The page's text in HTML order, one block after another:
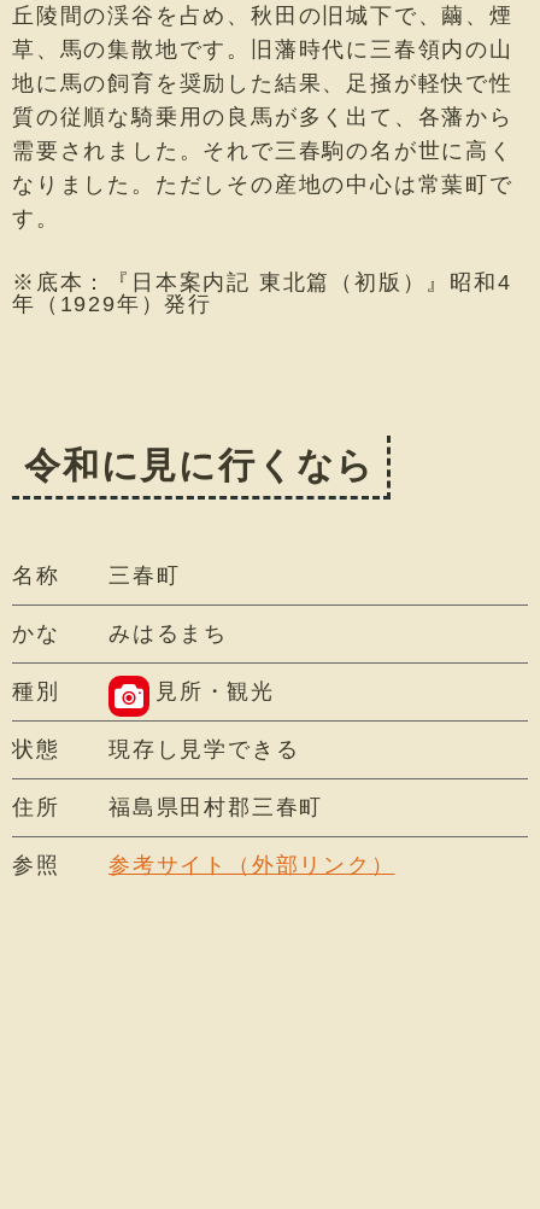
丘陵間の渓谷を占め、秋田の旧城下で、繭、煙
草、馬の集散地です。旧藩時代に三春領内の山
地に馬の飼育を奨励した結果、足掻が軽快で性
質の従順な騎乗用の良馬が多く出て、各藩から
需要されました。それで三春駒の名が世に高く
なりました。ただしその産地の中心は常葉町で
す。
※底本：『日本案内記 東北篇（初版）』昭和4
年（1929年）発行
令和に見に行くなら
名称 三春町
かな みはるまち
種別 見所・観光
状態 現存し見学できる
住所 福島県田村郡三春町
参照 参考サイト（外部リンク）